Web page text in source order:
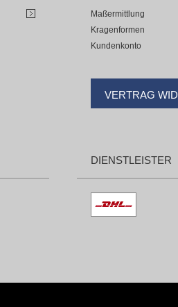
Maßermittlung
Kragenformen
Kundenkonto
VERTRAG
DIENSTLEISTER